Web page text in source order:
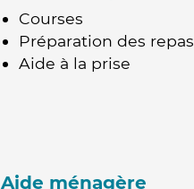
Courses
Préparation des repas
Aide à la prise
Aide ménagère